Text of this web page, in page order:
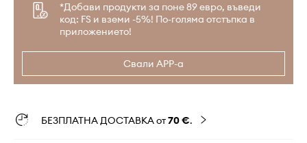
*Добави продукти за поне 89 евро, въведи
код: FS и вземи -5%! По-голяма отстъпка в
приложението!
Свали APP-а
БЕЗПЛАТНА ДОСТАВКА от70 €.